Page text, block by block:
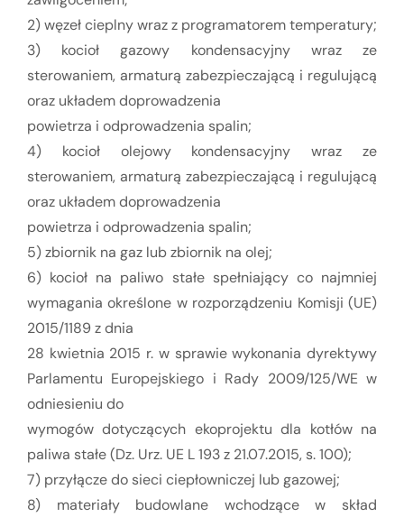
2) węzeł cieplny wraz z programatorem temperatury;
3) kocioł gazowy kondensacyjny wraz ze
sterowaniem, armaturą zabezpieczającą i regulującą
oraz układem doprowadzenia
powietrza i odprowadzenia spalin;
4) kocioł olejowy kondensacyjny wraz ze
sterowaniem, armaturą zabezpieczającą i regulującą
oraz układem doprowadzenia
powietrza i odprowadzenia spalin;
5) zbiornik na gaz lub zbiornik na olej;
6) kocioł na paliwo stałe spełniający co najmniej
wymagania określone w rozporządzeniu Komisji (UE)
2015/1189 z dnia
28 kwietnia 2015 r. w sprawie wykonania dyrektywy
Parlamentu Europejskiego i Rady 2009/125/WE w
odniesieniu do
wymogów dotyczących ekoprojektu dla kotłów na
paliwa stałe (Dz. Urz. UE L 193 z 21.07.2015, s. 100);
7) przyłącze do sieci ciepłowniczej lub gazowej;
8) materiały budowlane wchodzące w skład